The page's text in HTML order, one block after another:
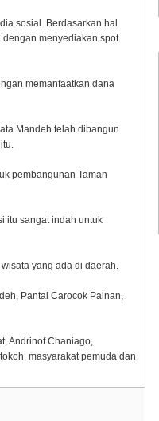
sosial. Berdasarkan hal
menyediakan spot
memanfaatkan dana
Mandeh telah dibangun
pembangunan Taman
itu sangat indah untuk
yang ada di daerah.
Pantai Carocok Painan,
Andrinof Chaniago,
masyarakat pemuda dan